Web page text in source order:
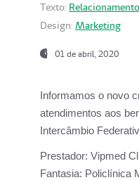
Texto:
Design: Marketing
01 de abril, 2020
Informamos o novo
atendimentos aos
Intercâmbio
Prestador: Vipmed
Fantasia: Policlínica